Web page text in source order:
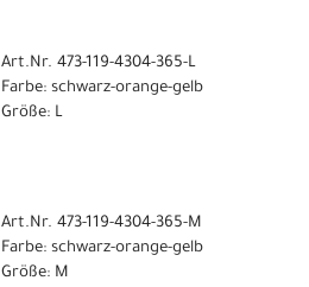
Art.Nr. 473-119-4304-365-L
Farbe: schwarz-orange-gelb
Größe: L
Art.Nr. 473-119-4304-365-M
Farbe: schwarz-orange-gelb
Größe: M